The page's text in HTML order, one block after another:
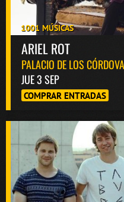
1001 MÚSICAS
ARIEL ROT
PALACIO DE LOS CÓRDOVA
JUE 3 SEP
COMPRAR ENTRADAS